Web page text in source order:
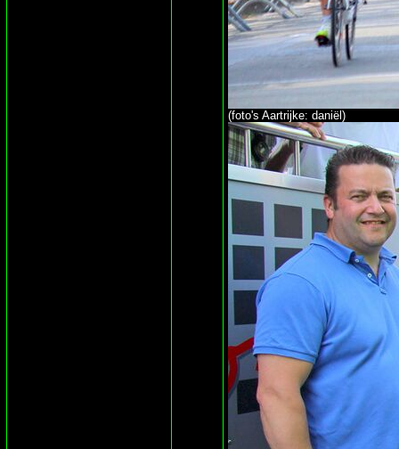
(foto's Aartrijke: daniël)